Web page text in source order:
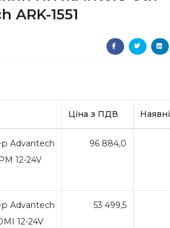
1551
Ціна з ПДВ
Advantech
12-24V
96 884,0
Advantech
12-24V
53 499,5